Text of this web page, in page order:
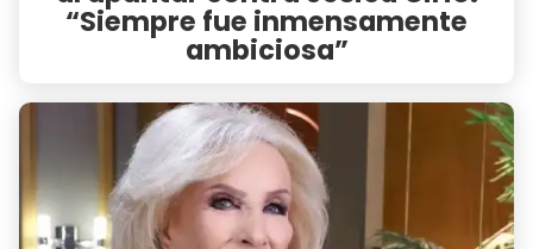
“Siempre fue inmensamente
ambiciosa”